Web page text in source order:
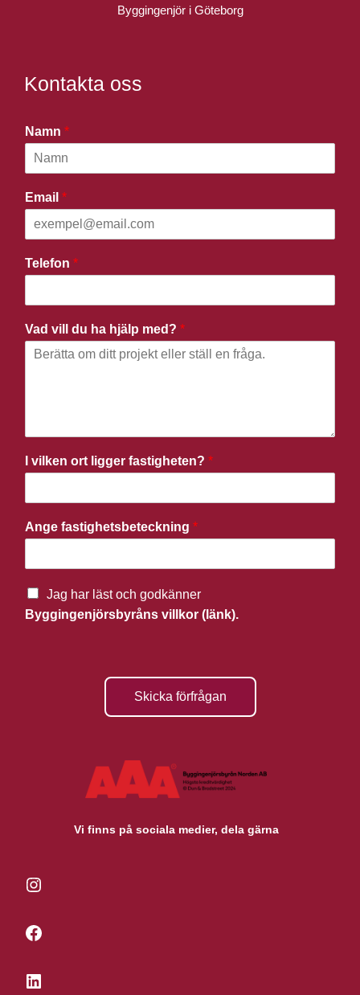
Byggingenjör i Göteborg
Kontakta oss
Namn *
Email *
Telefon *
Vad vill du ha hjälp med? *
I vilken ort ligger fastigheten? *
Ange fastighetsbeteckning *
Jag har läst och godkänner
Byggingenjörsbyråns villkor (länk).
Skicka förfrågan
Vi finns på sociala medier, dela gärna
Instagram
Facebook
LinkedIn